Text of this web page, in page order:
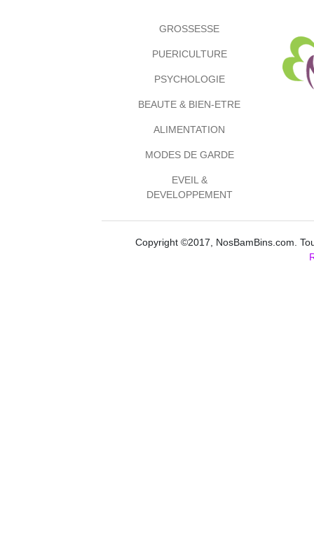
GROSSESSE
PUERICULTURE
PSYCHOLOGIE
BEAUTE & BIEN-ETRE
ALIMENTATION
MODES DE GARDE
EVEIL &
DEVELOPPEMENT
Copyright ©2017, NosBamBins.com.